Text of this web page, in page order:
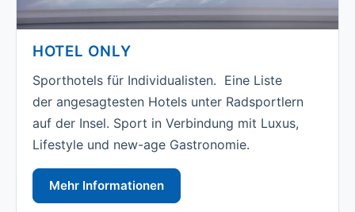
HOTEL ONLY
Sporthotels für Individualisten. Eine Liste
der angesagtesten Hotels unter Radsportlern
auf der Insel. Sport in Verbindung mit Luxus,
Lifestyle und new-age Gastronomie.
Mehr Informationen